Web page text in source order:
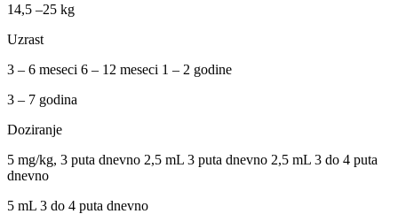
14,5 –25 kg
Uzrast
3 – 6 meseci 6 – 12 meseci 1 – 2 godine
3 – 7 godina
Doziranje
5 mg/kg, 3 puta dnevno 2,5 mL 3 puta dnevno 2,5 mL 3 do 4 puta
dnevno
5 mL 3 do 4 puta dnevno